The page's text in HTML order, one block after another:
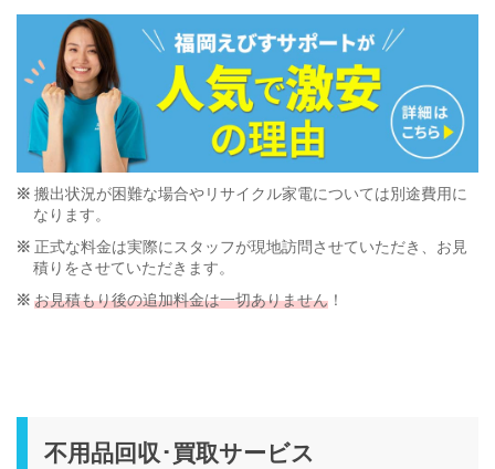
搬出状況が困難な場合やリサイクル家電については別途費用に
なります。
正式な料金は実際にスタッフが現地訪問させていただき、お見
積りをさせていただきます。
お見積もり後の追加料金は一切ありません！
不用品回収･買取サービス